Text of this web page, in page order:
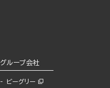
グループ会社
ビーグリー